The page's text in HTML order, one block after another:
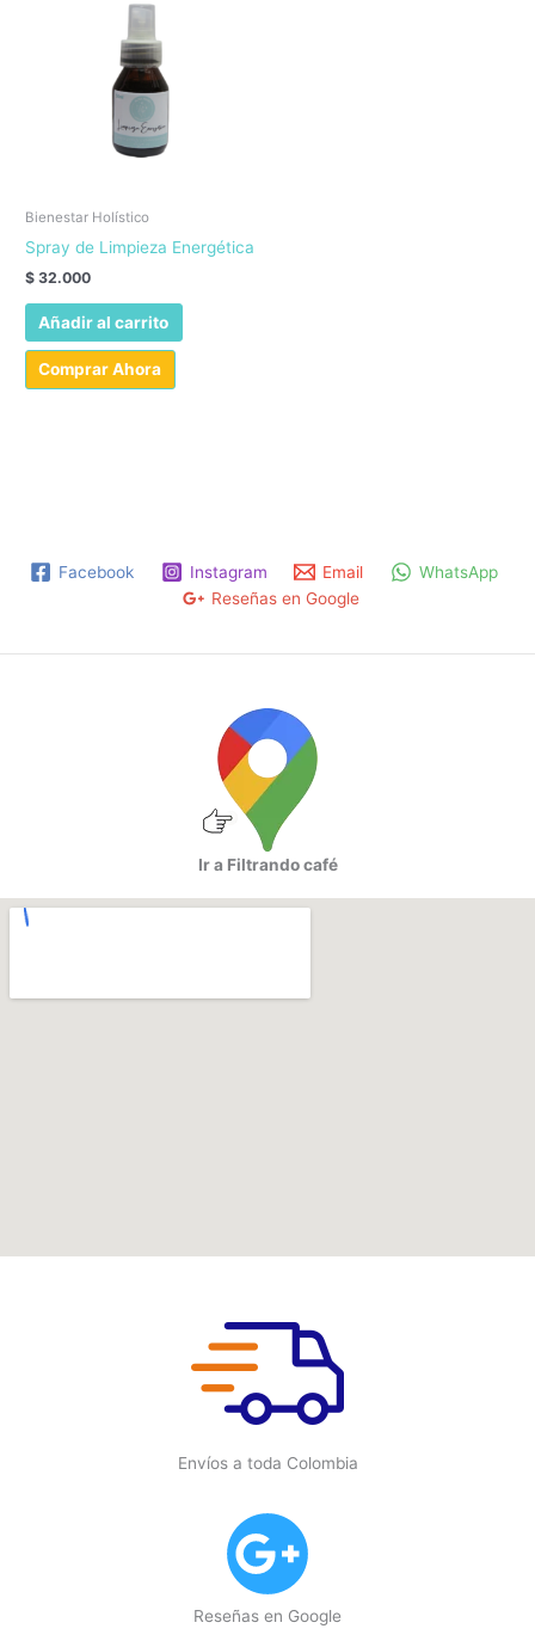
Bienestar Holístico
Spray de Limpieza Energética
$ 32.000
Añadir al carrito
Comprar Ahora
Facebook Instagram Email
WhatsApp
Reseñas en Google
Ir a Filtrando café
Envíos a toda Colombia
Reseñas en Google